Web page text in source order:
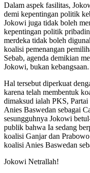
Dalam aspek fasilitas,
demi kepentingan politik
Jokowi juga tidak boleh
kepentingan politik
merdeka tidak boleh
koalisi pemenangan
Sebab, agenda demikian
Jokowi, bukan kebangsaan.
Hal tersebut diperkuat
karena telah membentuk
dimaksud ialah PKS,
Anies Baswedan sebagai
sesungguhnya Jokowi
publik bahwa Ia sedang
koalisi Ganjar dan
koalisi Anies Baswedan
Jokowi Netrallah!